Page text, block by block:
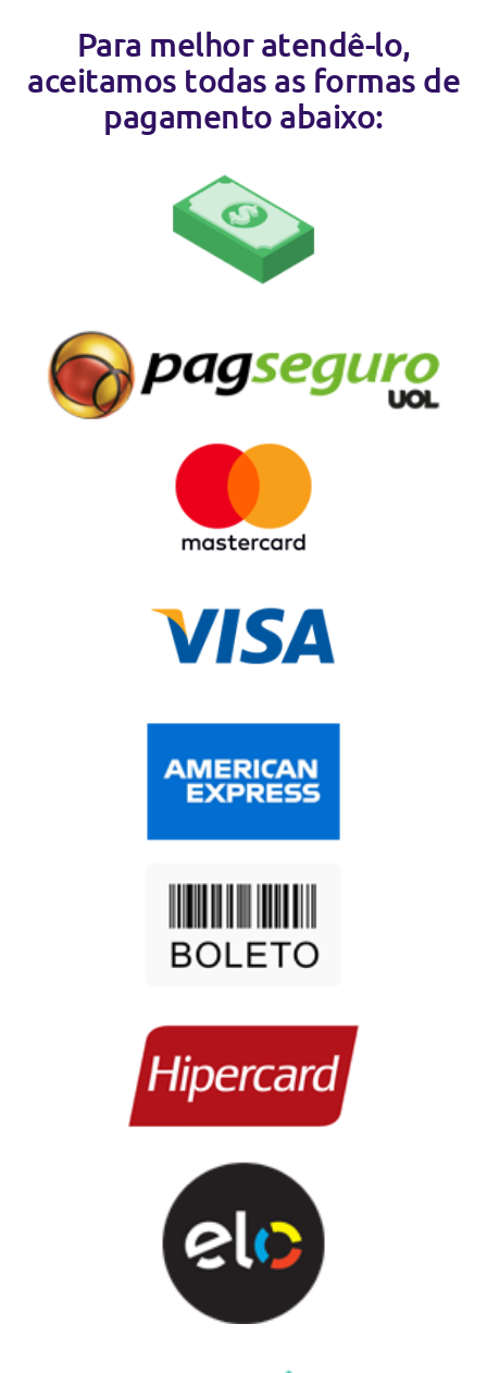
Para melhor atendê-lo,
aceitamos todas as formas de
pagamento abaixo: